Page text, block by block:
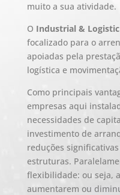
muito a sua atividade.
O Industrial &
focalizado para o
apoiadas pela
logística e
Como principais
empresas aqui
necessidades de
investimento de
reduções
estruturas.
flexibilidade: ou seja,
aumentarem ou